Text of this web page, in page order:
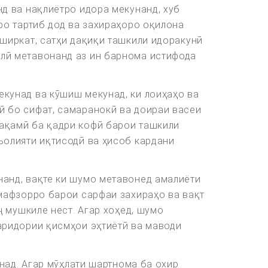
ва нақлиётро идора мекунанд, хуб
тартиб дод ва захираҳоро оқилона
сатҳи дақиқи ташкили идоракунӣ
метавонанд аз ин барнома истифода
ва кӯшиш мекунад, ки лоиҳаҳо ва
бо сифат, самаранокӣ ва доираи васеи
ба қадри кофӣ барои ташкили
иқтисодӣ ва ҳисоб кардани
вақте ки шумо метавонед амалиёти
барои сарфаи захираҳо ва вақт
мушкиле нест. Агар хоҳед, шумо
қисмҳои эҳтиётӣ ва маводи
Агар мӯҳлати шартнома ба охир